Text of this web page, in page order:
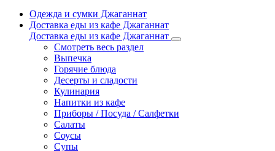
Одежда и сумки Джаганнат
Доставка еды из кафе Джаганнат
Доставка еды из кафе Джаганнат
Смотреть весь раздел
Выпечка
Горячие блюда
Десерты и сладости
Кулинария
Напитки из кафе
Приборы / Посуда / Салфетки
Салаты
Соусы
Супы